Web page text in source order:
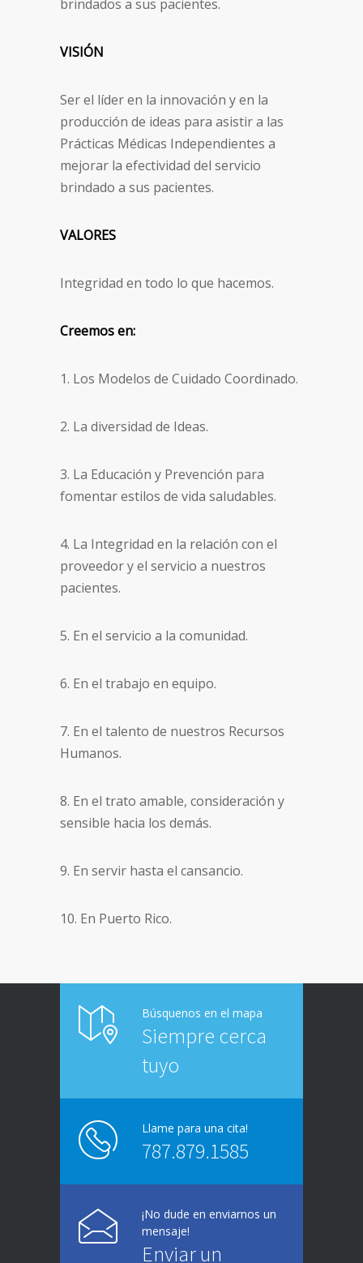
brindados a sus pacientes.
VISIÓN
Ser el líder en la innovación y en la
producción de ideas para asistir a las
Prácticas Médicas Independientes a
mejorar la efectividad del servicio
brindado a sus pacientes.
VALORES
Integridad en todo lo que hacemos.
Creemos en:
1. Los Modelos de Cuidado Coordinado.
2. La diversidad de Ideas.
3. La Educación y Prevención para
fomentar estilos de vida saludables.
4. La Integridad en la relación con el
proveedor y el servicio a nuestros
pacientes.
5. En el servicio a la comunidad.
6. En el trabajo en equipo.
7. En el talento de nuestros Recursos
Humanos.
8. En el trato amable, consideración y
sensible hacia los demás.
9. En servir hasta el cansancio.
10. En Puerto Rico.
Búsquenos en el mapa
Siempre cerca
tuyo
Llame para una cita!
787.879.1585
¡No dude en enviarnos un
mensaje!
Enviar un